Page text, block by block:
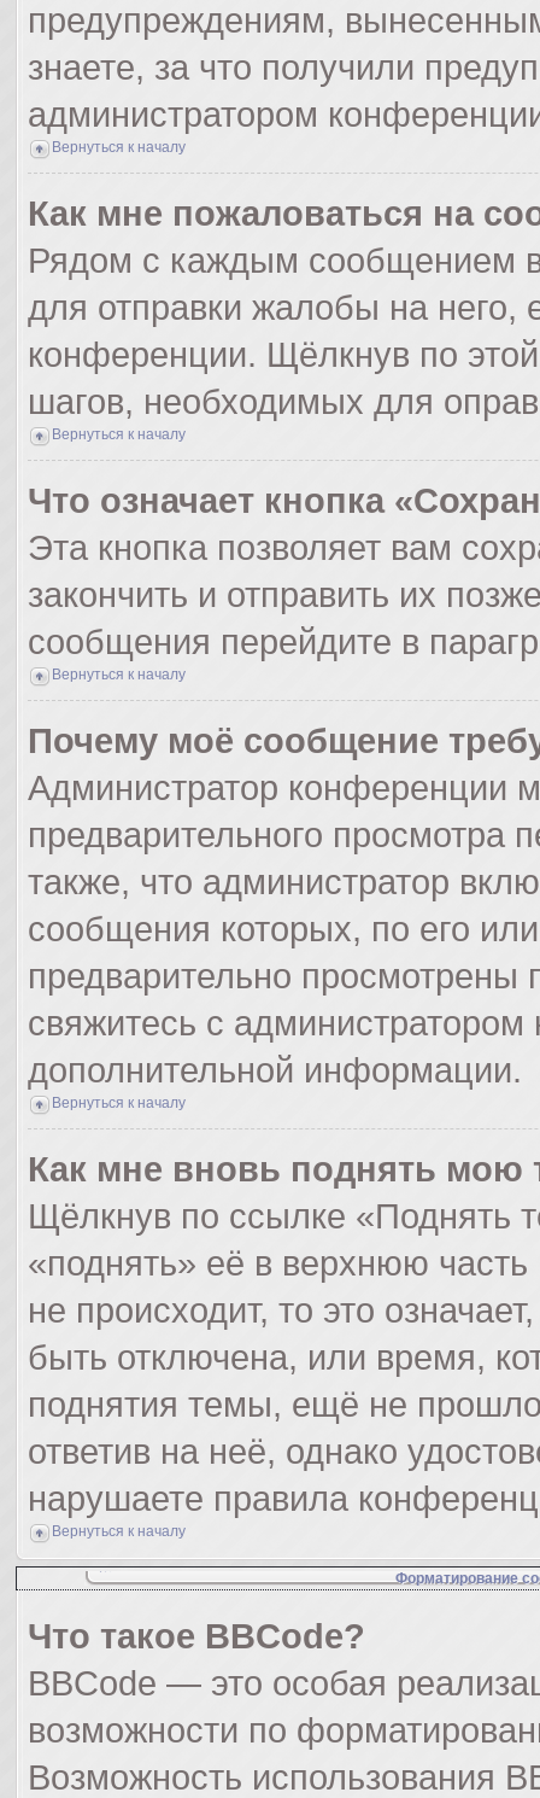
предупреждениям,
знаете, за что получили
администратором
Вернуться к началу
Как мне пожаловаться на
Рядом с каждым сообщением
для отправки жалобы на него,
конференции. Щёлкнув по
шагов, необходимых для
Вернуться к началу
Что означает кнопка
Эта кнопка позволяет вам
закончить и отправить их
сообщения перейдите в
Вернуться к началу
Почему моё сообщение
Администратор конференции
предварительного просмотра
также, что администратор
сообщения которых, по его
предварительно просмотрены
свяжитесь с
дополнительной информации.
Вернуться к началу
Как мне вновь поднять мою
Щёлкнув по ссылке «Поднять
«поднять» её в верхнюю
не происходит, то это
быть отключена, или время,
поднятия темы, ещё не
ответив на неё, однако
нарушаете правила
Вернуться к началу
Форматирование
Что такое BBCode?
BBCode — это особая
возможности по
Возможность использования